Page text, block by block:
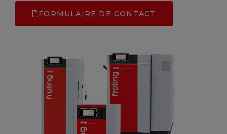
FORMULAIRE DE CONTACT